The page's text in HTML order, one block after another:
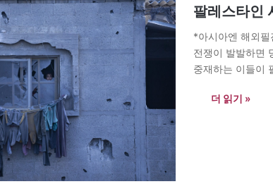
팔레스타인
*아시아엔 해외
전쟁이 발발하면
중재하는 이들이
더 읽기 »